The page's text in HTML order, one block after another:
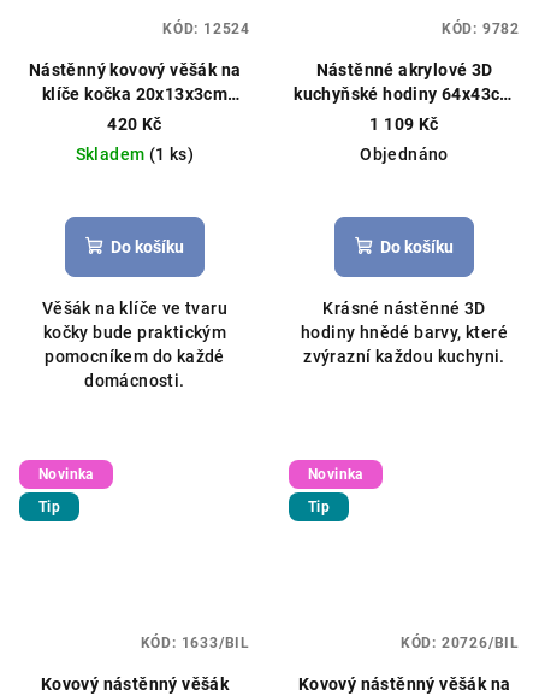
Nástěnný kovový věšák na
klíče kočka 20x13x3cm
černý
420 Kč
Skladem (1 ks)
Do košíku
Věšák na klíče ve tvaru
kočky bude praktickým
pomocníkem do každé
domácnosti.
KÓD: 12524
Nástěnné akrylové 3D
kuchyňské hodiny 64x43cm
hnědé
1 109 Kč
Objednáno
Do košíku
Krásné nástěnné 3D
hodiny hnědé barvy, které
zvýrazní každou kuchyni.
KÓD: 9782
Novinka
Tip
Kovový nástěnný věšák
KÓD: 1633/BIL
Novinka
Tip
Kovový nástěnný věšák na
KÓD: 20726/BIL